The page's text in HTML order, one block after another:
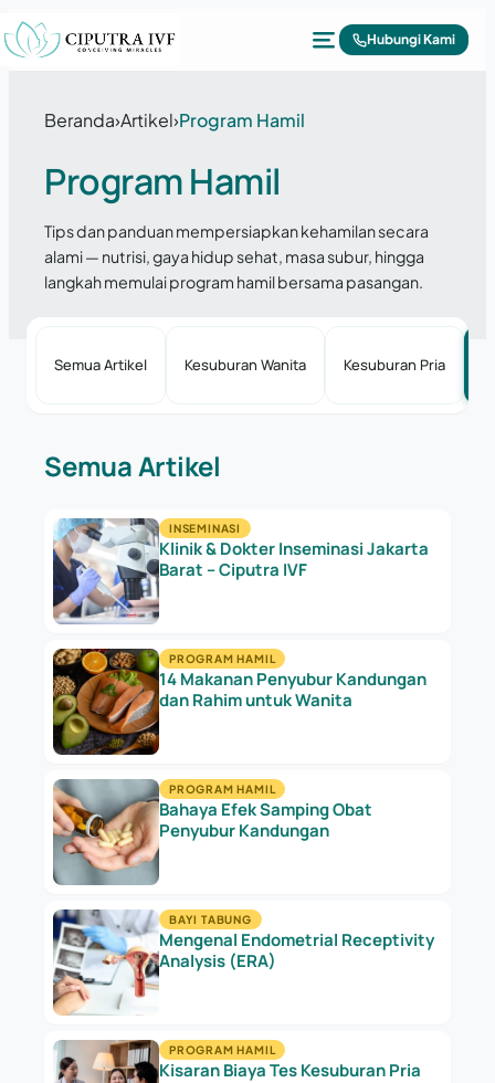
Lewati ke konten
Hubungi Kami
Beranda›Artikel›Program Hamil
Program Hamil
Tips dan panduan mempersiapkan kehamilan secara
alami — nutrisi, gaya hidup sehat, masa subur, hingga
langkah memulai program hamil bersama pasangan.
Semua Artikel Kesuburan Wanita Kesuburan Pria
Semua Artikel
INSEMINASI
Klinik & Dokter Inseminasi Jakarta
Barat – Ciputra IVF
PROGRAM HAMIL
14 Makanan Penyubur Kandungan
dan Rahim untuk Wanita
PROGRAM HAMIL
Bahaya Efek Samping Obat
Penyubur Kandungan
BAYI TABUNG
Mengenal Endometrial Receptivity
Analysis (ERA)
PROGRAM HAMIL
Kisaran Biaya Tes Kesuburan Pria